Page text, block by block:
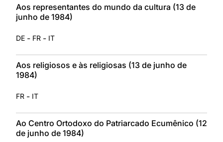
Aos representantes do mundo da cultura (13 de
junho de 1984)
DE - FR - IT
Aos religiosos e às religiosas (13 de junho de
1984)
FR - IT
Ao Centro Ortodoxo do Patriarcado Ecumênico (12
de junho de 1984)